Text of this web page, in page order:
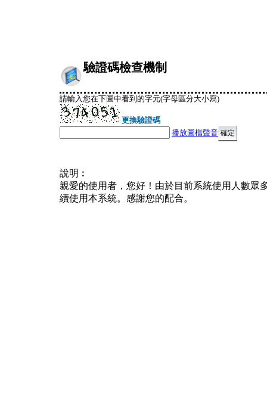
驗證碼檢查機制
請輸入您在下圖中看到的字元(字母區分大小寫)
更換驗證碼
播放圖檔聲音
說明︰
親愛的使用者，您好！由於目前系統使用人數眾
續使用本系統。感謝您的配合。